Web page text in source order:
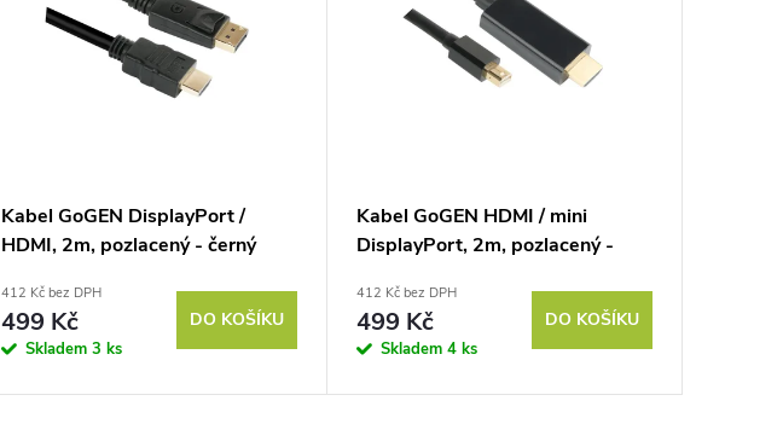
Kabel GoGEN DisplayPort /
HDMI, 2m, pozlacený - černý
412 Kč bez DPH
499 Kč
Skladem 3 ks
DO KOŠÍKU
Kabel GoGEN HDMI / mini
DisplayPort, 2m, pozlacený -
412 Kč bez DPH
499 Kč
Skladem 4 ks
DO KOŠÍKU